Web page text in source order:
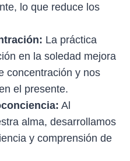
lo que reduce los
La práctica
en la soledad mejora
concentración y nos
el presente.
Al
alma, desarrollamos
y comprensión de